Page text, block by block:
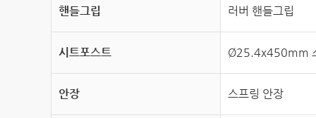
핸들그립 러버 핸들그립
시트포스트 Ø25.4x450mm
안장 스프링 안장